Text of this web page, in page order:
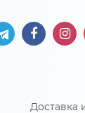
Доставка